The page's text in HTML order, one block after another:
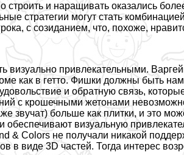
строить и наращивать оказались
стратегии могут стать
с созиданием, что, похоже,
визуально привлекательными.
как в гетто. Фишки должны быть
и обратную связь,
с крошечными жетонами
звучат) больше как плитки, и это
обеспечивают визуальную
& Colors не получали никакой
в виде 3D частей. Тогда интерес